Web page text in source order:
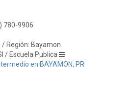
780-9906
/ Región: Bayamon
/ Escuela Publica
en BAYAMON, PR